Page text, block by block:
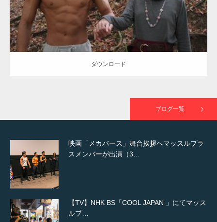
ダウンロード
ブログ一覧
NHK「所さん！事件ですよ」に取材されまし
た（6/8放送）
映画「メカバース」舞台挨拶へマッスルプラ
スメンバーが出演（3…
【TV】NHK BS「COOL JAPAN 」にてマッス
ルプ…